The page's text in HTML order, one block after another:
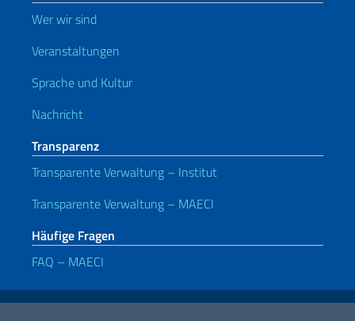
Wer wir sind
Veranstaltungen
Sprache und Kultur
Nachricht
Transparenz
Transparente Verwaltung – Institut
Transparente Verwaltung – MAECI
Häufige Fragen
FAQ – MAECI
Nützliche Links